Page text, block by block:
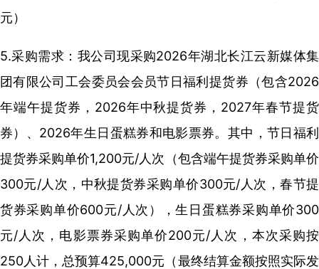
元）
5.采购需求：我公司现采购2026年湖北长江云新媒体集
团有限公司工会委员会会员节日福利提货券（包含2026
年端午提货券，2026年中秋提货券，2027年春节提货
券）、2026年生日蛋糕券和电影票券。其中，节日福利
提货券采购单价1,200元/人次（包含端午提货券采购单价
300元/人次，中秋提货券采购单价300元/人次，春节提
货券采购单价600元/人次），生日蛋糕券采购单价300
元/人次，电影票券采购单价200元/人次，本次采购按
250人计，总预算425,000元（最终结算金额按照实际发